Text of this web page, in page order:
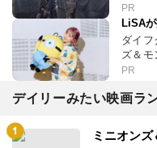
PR
LiSA
ダイフ
ズ＆モ
PR
デイリーみたい映画ラ
ミニオン